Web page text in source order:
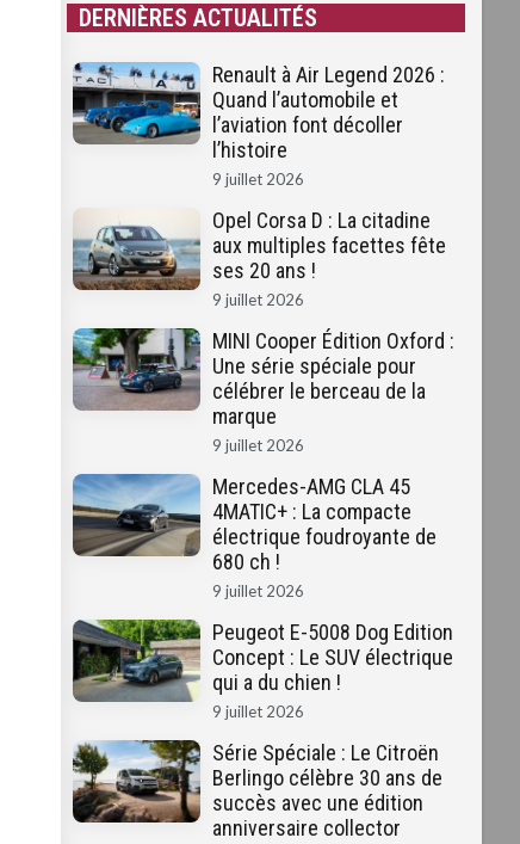
DERNIÈRES ACTUALITÉS
Renault à Air Legend 2026 :
Quand l’automobile et
l’aviation font décoller
l’histoire
9 juillet 2026
Opel Corsa D : La citadine
aux multiples facettes fête
ses 20 ans !
9 juillet 2026
MINI Cooper Édition Oxford :
Une série spéciale pour
célébrer le berceau de la
marque
9 juillet 2026
Mercedes-AMG CLA 45
4MATIC+ : La compacte
électrique foudroyante de
680 ch !
9 juillet 2026
Peugeot E-5008 Dog Edition
Concept : Le SUV électrique
qui a du chien !
9 juillet 2026
Série Spéciale : Le Citroën
Berlingo célèbre 30 ans de
succès avec une édition
anniversaire collector